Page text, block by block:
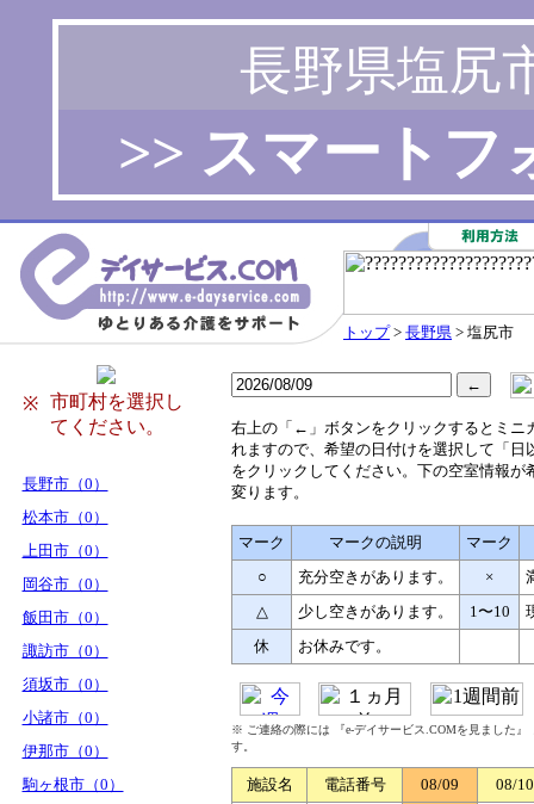
長野県塩尻
>> スマートフ
トップ> 長野県 > 塩尻市
※
市町村を選択し
てください。
長野市（0）
松本市（0）
上田市（0）
岡谷市（0）
飯田市（0）
諏訪市（0）
須坂市（0）
小諸市（0）
伊那市（0）
駒ヶ根市（0）
右 上の「←」ボタンをクリックするとミニ
れますので、希望の日付けを選択して「日
をクリックしてください。下の空室情報が
変ります。
マーク マークの説明
マーク
○
充分空きがあります。 ×
△
少し空きがあります。 1〜10
休
お休みです。
※ ご連絡の際には 『e-デイサービス.COMを見ました
す。
施設名 電話番号 08/09
08/10